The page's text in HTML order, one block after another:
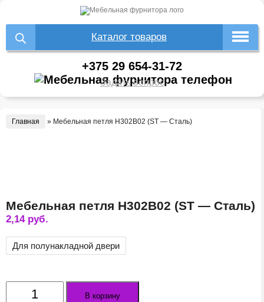
Каталог товаров
+375 29 654-31-72
Задать вопрос
Главная » Мебельная петля H302B02 (ST — Сталь)
Мебельная петля H302B02 (ST — Сталь)
2,14 руб.
Для полунакладной двери
Количество
В корзину